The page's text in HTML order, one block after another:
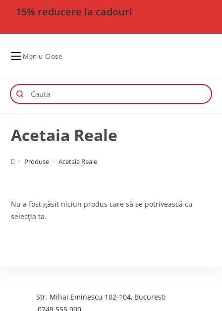
15% reducere la cadouri
Meniu Close
Acetaia Reale
> Produse > Acetaia Reale
Nu a fost găsit niciun produs care să se potrivească cu
selecția ta.
Adresa:Str. Mihai Eminescu 102-104, Bucuresti